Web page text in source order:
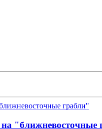
"ближневосточные